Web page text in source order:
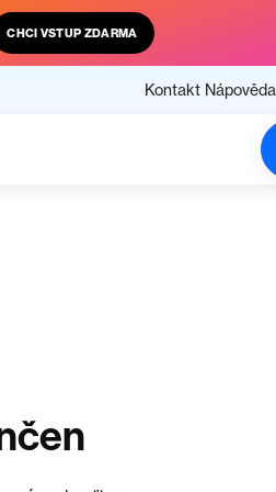
CHCI VSTUP ZDARMA
Kontakt Nápověda